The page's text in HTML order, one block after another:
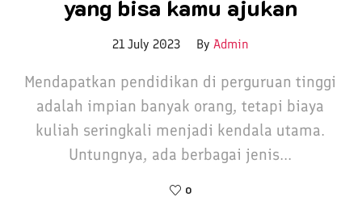
yang bisa kamu ajukan
21 July 2023 By Admin
Mendapatkan pendidikan di perguruan tinggi
adalah impian banyak orang, tetapi biaya
kuliah seringkali menjadi kendala utama.
Untungnya, ada berbagai jenis...
0